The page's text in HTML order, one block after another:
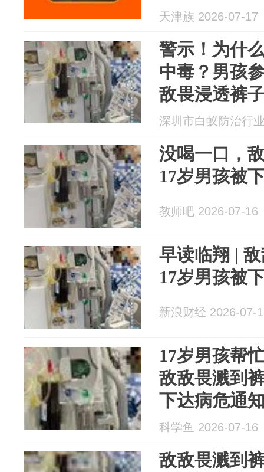
人注意！医
天津族 2026-07-17
警示！为什
中毒？男孩
敌畏浸透裤
深圳市白蚁防治行
没喝一口，
17岁男孩被
教师吧 2026-07-16
早读临翔 |
17岁男孩被
新浪财经 2026-07-
17岁男孩帮
敌敌畏溅到
下达病危通
科学鱼 2026-07-16
敌敌畏溅到